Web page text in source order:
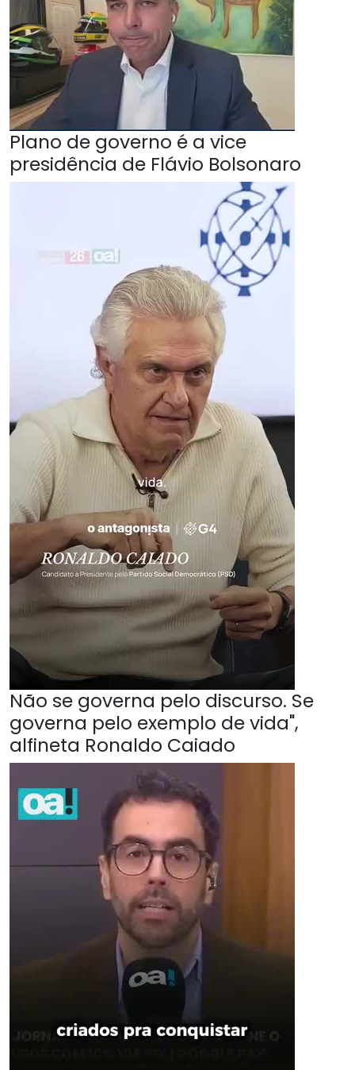
Plano de governo é a vice
presidência de Flávio Bolsonaro
Não se governa pelo discurso. Se
governa pelo exemplo de vida",
alfineta Ronaldo Caiado